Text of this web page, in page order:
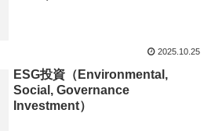
2025.10.25
ESG投資（Environmental,
Social, Governance
Investment）